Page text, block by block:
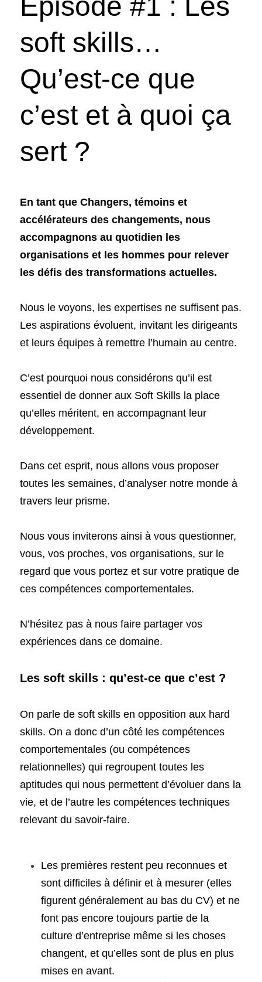
soft skills…
Qu’est-ce que
c’est et à quoi ça
sert ?
En tant que Changers, témoins et
accélérateurs des changements, nous
accompagnons au quotidien les
organisations et les hommes pour relever
les défis des transformations actuelles.
Nous le voyons, les expertises ne suffisent pas.
Les aspirations évoluent, invitant les dirigeants
et leurs équipes à remettre l’humain au centre.
C’est pourquoi nous considérons qu’il est
essentiel de donner aux Soft Skills la place
qu’elles méritent, en accompagnant leur
développement.
Dans cet esprit, nous allons vous proposer
toutes les semaines, d’analyser notre monde à
travers leur prisme.
Nous vous inviterons ainsi à vous questionner,
vous, vos proches, vos organisations, sur le
regard que vous portez et sur votre pratique de
ces compétences comportementales.
N’hésitez pas à nous faire partager vos
expériences dans ce domaine.
Les soft skills : qu’est-ce que c’est ?
On parle de soft skills en opposition aux hard
skills. On a donc d’un côté les compétences
comportementales (ou compétences
relationnelles) qui regroupent toutes les
aptitudes qui nous permettent d’évoluer dans la
vie, et de l’autre les compétences techniques
relevant du savoir-faire.
Les premières restent peu reconnues et
sont difficiles à définir et à mesurer (elles
figurent généralement au bas du CV) et ne
font pas encore toujours partie de la
culture d’entreprise même si les choses
changent, et qu’elles sont de plus en plus
mises en avant.